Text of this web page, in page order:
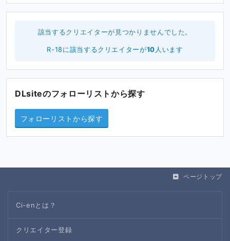
該当するクリエイターが見つかりませんでした。
R-18に該当するクリエイターが10 人います
DLsiteのフォローリストから探す
フォローリストから探す
ページトップ
Ci-enとは？
クリエイター登録